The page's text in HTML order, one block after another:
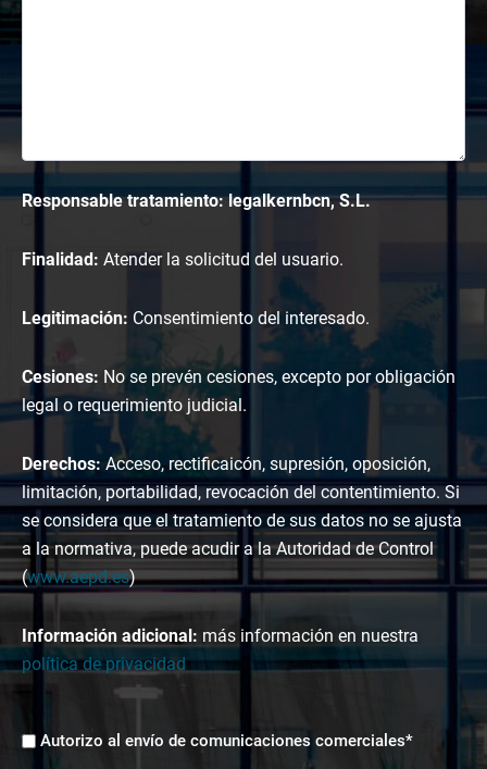
Responsable tratamiento: legalkernbcn, S.L.
Finalidad: Atender la solicitud del usuario.
Legitimación: Consentimiento del interesado.
Cesiones: No se prevén cesiones, excepto por obligación
legal o requerimiento judicial.
Derechos: Acceso, rectificaicón, supresión, oposición,
limitación, portabilidad, revocación del contentimiento. Si
se considera que el tratamiento de sus datos no se ajusta
a la normativa, puede acudir a la Autoridad de Control
(www.aepd.es)
Información adicional: más información en nuestra
política de privacidad
Envíos
Autorizo al envío de comunicaciones comerciales*